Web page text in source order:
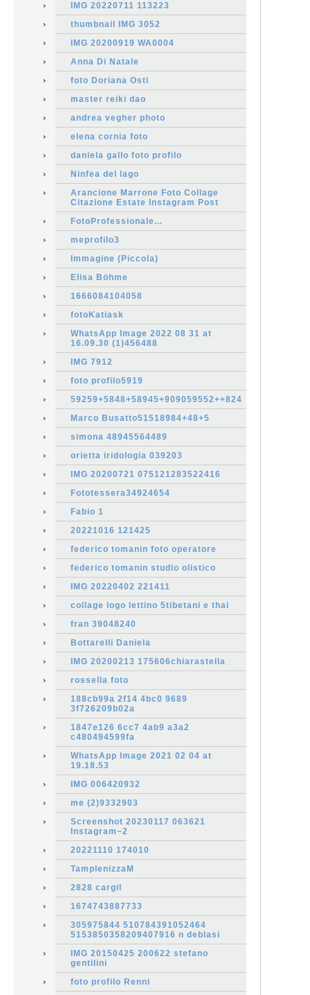
IMG 20220711 113223
thumbnail IMG 3052
IMG 20200919 WA0004
Anna Di Natale
foto Doriana Osti
master reiki dao
andrea vegher photo
elena cornia foto
daniela gallo foto profilo
Ninfea del lago
Arancione Marrone Foto Collage
Citazione Estate Instagram Post
FotoProfessionale...
meprofilo3
Immagine (Piccola)
Elisa Böhme
1666084104058
fotoKatiask
WhatsApp Image 2022 08 31 at
16.09.30 (1)456488
IMG 7912
foto profilo5919
59259+5848+58945+909059552++824
Marco Busatto51518984+48+5
simona 48945564489
orietta iridologia 039203
IMG 20200721 075121283522416
Fototessera34924654
Fabio 1
20221016 121425
federico tomanin foto operatore
federico tomanin studio olistico
IMG 20220402 221411
collage logo lettino 5tibetani e thai
fran 39048240
Bottarelli Daniela
IMG 20200213 175606chiarastella
rossella foto
188cb99a 2f14 4bc0 9689
3f726209b02a
1847e126 6cc7 4ab9 a3a2
c480494599fa
WhatsApp Image 2021 02 04 at
19.18.53
IMG 006420932
me (2)9332903
Screenshot 20230117 063621
Instagram~2
20221110 174010
TamplenizzaM
2828 cargil
1674743887733
305975844 510784391052464
5153850358209407916 n deblasi
IMG 20150425 200622 stefano
gentilini
foto profilo Renni